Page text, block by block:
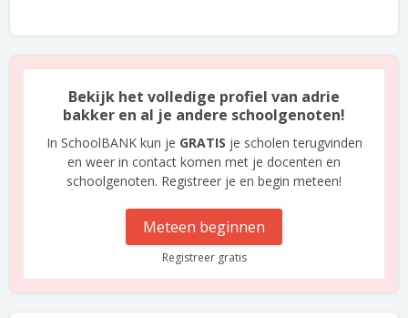
Bekijk het volledige profiel van adrie
bakker en al je andere schoolgenoten!
In SchoolBANK kun je GRATIS je scholen terugvinden
en weer in contact komen met je docenten en
schoolgenoten. Registreer je en begin meteen!
Meteen beginnen
Registreer gratis